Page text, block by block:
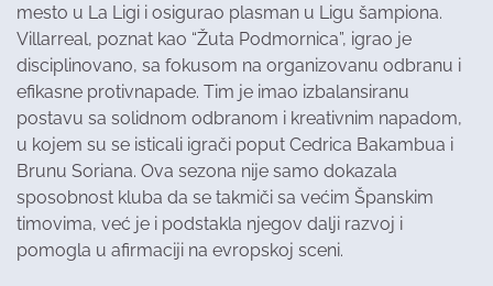
mesto u La Ligi i osigurao plasman u Ligu šampiona.
Villarreal, poznat kao “Žuta Podmornica”, igrao je
disciplinovano, sa fokusom na organizovanu odbranu i
efikasne protivnapade. Tim je imao izbalansiranu
postavu sa solidnom odbranom i kreativnim napadom,
u kojem su se isticali igrači poput Cedrica Bakambua i
Brunu Soriana. Ova sezona nije samo dokazala
sposobnost kluba da se takmiči sa većim Španskim
timovima, već je i podstakla njegov dalji razvoj i
pomogla u afirmaciji na evropskoj sceni.